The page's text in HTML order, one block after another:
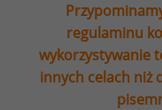
regulaminu
wykorzystywanie
innych celach niż